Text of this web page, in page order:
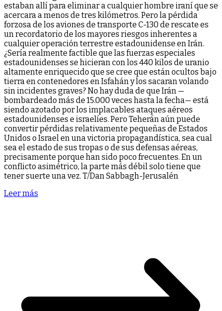
estaban allí para eliminar a cualquier hombre iraní que se
acercara a menos de tres kilómetros. Pero la pérdida
forzosa de los aviones de transporte C-130 de rescate es
un recordatorio de los mayores riesgos inherentes a
cualquier operación terrestre estadounidense en Irán.
¿Sería realmente factible que las fuerzas especiales
estadounidenses se hicieran con los 440 kilos de uranio
altamente enriquecido que se cree que están ocultos bajo
tierra en contenedores en Isfahán y los sacaran volando
sin incidentes graves? No hay duda de que Irán —
bombardeado más de 15.000 veces hasta la fecha— está
siendo azotado por los implacables ataques aéreos
estadounidenses e israelíes. Pero Teherán aún puede
convertir pérdidas relativamente pequeñas de Estados
Unidos o Israel en una victoria propagandística, sea cual
sea el estado de sus tropas o de sus defensas aéreas,
precisamente porque han sido poco frecuentes. En un
conflicto asimétrico, la parte más débil solo tiene que
tener suerte una vez. T/Dan Sabbagh-Jerusalén
Leer más